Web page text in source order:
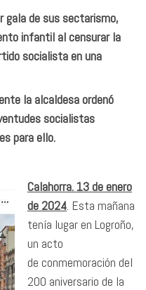
gala de sus sectarismo,
infantil al censurar la
socialista en una
la alcaldesa ordenó
socialistas
para ello.
Calahorra. 13 de enero
de 2024 . Esta mañana
tenía lugar en Logroño,
un acto
de conmemoración del
200 aniversario de la